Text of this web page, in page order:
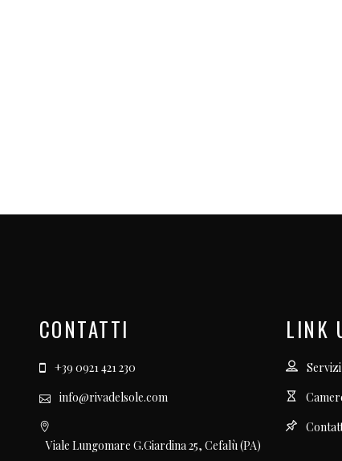
CONTATTI
+39 0921 421 230
info@rivadelsole.com
Viale Lungomare G.Giardina 25, Cefalù (PA)
LINK
Servizi